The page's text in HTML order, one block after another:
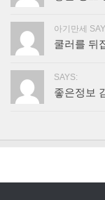
아기만세
쿨러를 뒤
SAYS:
좋은정보